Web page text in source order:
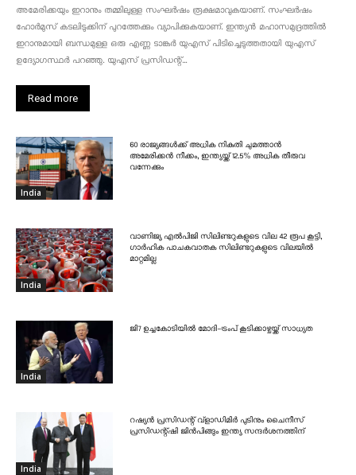
അമേരിക്കയും ഇറാനും തമ്മിലുള്ള സംഘർഷം രൂക്ഷമാവുകയാണ്. സംഘർഷം
ഹോർമുസ് കടലിടുക്കിന് പുറത്തേക്കും വ്യാപിക്കുകയാണ്. ഇന്ത്യൻ മഹാസമുദ്രത്തിൽ
ഇറാനുമായി ബന്ധമുള്ള ഒരു എണ്ണ ടാങ്കർ യുഎസ് പിടിച്ചെടുത്തതായി യുഎസ്
ഉദ്യോഗസ്ഥർ പറഞ്ഞു. യുഎസ് പ്രസിഡന്റ്...
Read more
India
60 രാജ്യങ്ങൾക്ക് അധിക നികുതി ചുമത്താൻ
അമേരിക്കൻ നീക്കം, ഇന്ത്യയ്ക്ക് 12.5% അധിക തീരുവ
വന്നേക്കും
India
വാണിജ്യ എൽപിജി സിലിണ്ടറുകളുടെ വില 42 രൂപ കൂട്ടി,
ഗാർഹിക പാചകവാതക സിലിണ്ടറുകളുടെ വിലയിൽ
മാറ്റമില്ല
India
ജി7 ഉച്ചകോടിയിൽ മോദി-ട്രംപ് കൂടിക്കാഴ്ചയ്ക്ക് സാധ്യത
India
റഷ്യൻ പ്രസിഡന്റ് വ്‌ളാഡിമിർ പുടിനും ചൈനീസ്
പ്രസിഡന്റ്ഷി ജിൻപിങ്ങും ഇന്ത്യ സന്ദർശനത്തിന്